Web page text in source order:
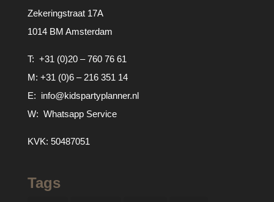
Zekeringstraat 17A
1014 BM Amsterdam
T: +31 (0)20 – 760 76 61
M: +31 (0)6 – 216 351 14
E: info@kidspartyplanner.nl
W: Whatsapp Service
KVK: 50487051
Tags